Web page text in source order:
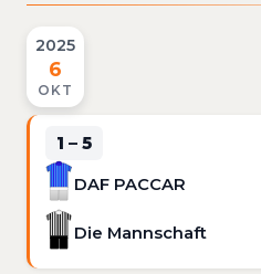
2025
6
OKT
1 – 5
DAF PACCAR
Die Mannschaft